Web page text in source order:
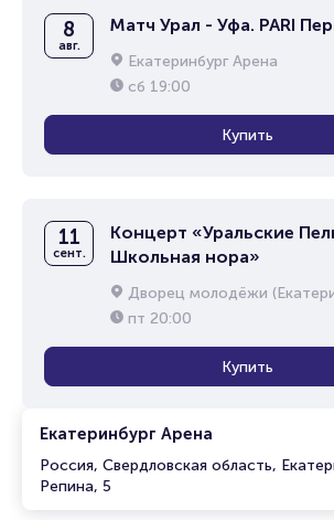
Екатеринбург Арена
Россия, Свердловская область,
Репина, 5
8
авг.
Матч Урал - Уфа. PARI
Екатеринбург Арена
сб 19:00
Купить
11
сент.
Концерт «Уральские
Школьная нора»
Дворец молодёжи
пт 20:00
Купить